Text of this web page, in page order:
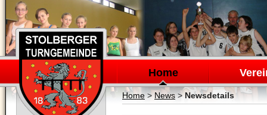
Navigation
überspringen
Home
Home> News>Newsdetails